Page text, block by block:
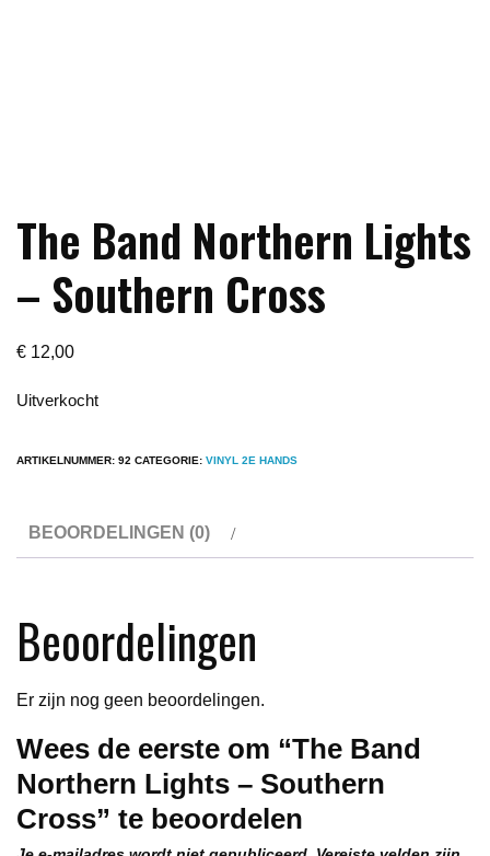
The Band Northern Lights
– Southern Cross
€ 12,00
Uitverkocht
ARTIKELNUMMER: 92 CATEGORIE: VINYL 2E HANDS
BEOORDELINGEN (0)
Beoordelingen
Er zijn nog geen beoordelingen.
Wees de eerste om “The Band
Northern Lights – Southern
Cross” te beoordelen